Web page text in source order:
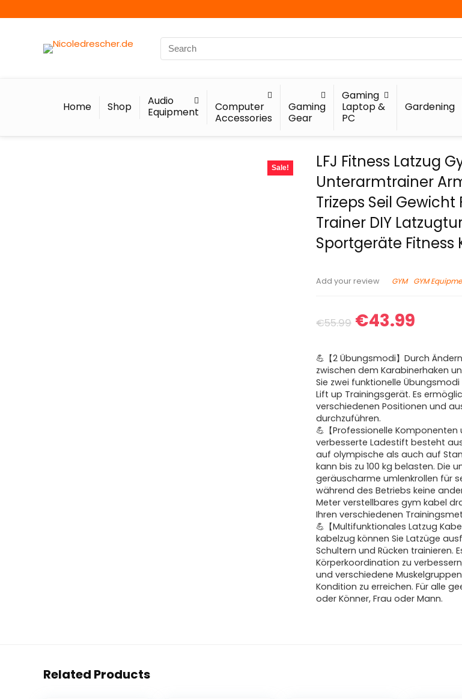
Home Shop
Audio
Equipment
Computer
Accessories
Gaming
Gear
Gaming
Laptop &
PC
Gardening
Sale!
LFJ Fitness Latzug
Unterarmtrainer
Trizeps Seil
Trainer DIY
Sportgeräte
Add your review GYM GYM
€55.99 €43.99
💪【2 Übungsmodi】Durch
zwischen dem Karabinerhaken
Sie zwei funktionelle
Lift up Trainingsgerät. Es
verschiedenen Positionen und
durchzuführen.
💪【Professionelle
verbesserte Ladestift besteht
auf olympische als auch auf
kann bis zu 100 kg belasten. Die
geräuscharme umlenkrollen für
während des Betriebs keine
Meter verstellbares gym kabel
Ihren verschiedenen
💪【Multifunktionales Latzug
kabelzug können Sie Latzüge
Schultern und Rücken trainieren.
Körperkoordination zu
und verschiedene
Kondition zu erreichen. Für alle
oder Könner, Frau oder Mann.
Related Products